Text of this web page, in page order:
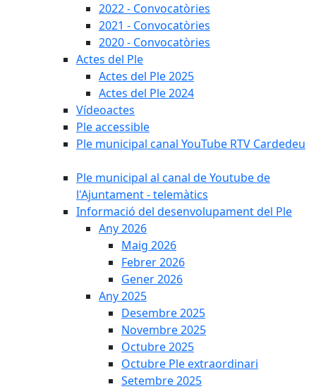
2022 - Convocatòries
2021 - Convocatòries
2020 - Convocatòries
Actes del Ple
Actes del Ple 2025
Actes del Ple 2024
Vídeoactes
Ple accessible
Ple municipal canal YouTube RTV Cardedeu
Ple municipal al canal de Youtube de
l'Ajuntament - telemàtics
Informació del desenvolupament del Ple
Any 2026
Maig 2026
Febrer 2026
Gener 2026
Any 2025
Desembre 2025
Novembre 2025
Octubre 2025
Octubre Ple extraordinari
Setembre 2025